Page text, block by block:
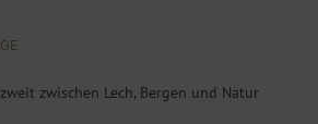
zwischen Lech, Bergen und Natur